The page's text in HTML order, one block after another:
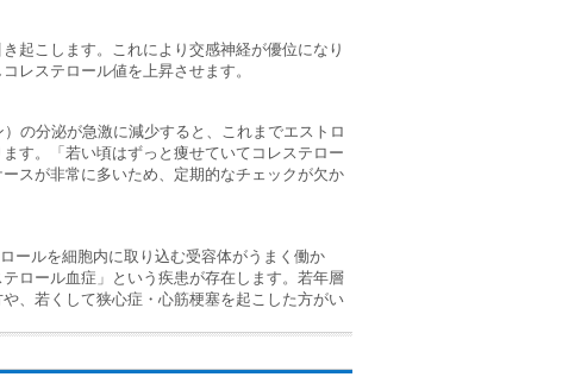
起こします。これにより交感神経が優位になり
レステロール値を上昇させます。
の分泌が急激に減少すると、これまでエストロ
す。「若い頃はずっと痩せていてコレステロー
スが非常に多いため、定期的なチェックが欠か
ールを細胞内に取り込む受容体がうまく働か
ロール血症」という疾患が存在します。若年層
、若くして狭心症・心筋梗塞を起こした方がい